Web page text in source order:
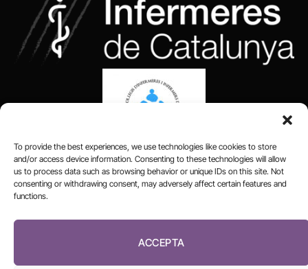
To provide the best experiences, we use technologies like cookies to store
and/or access device information. Consenting to these technologies will allow
us to process data such as browsing behavior or unique IDs on this site. Not
consenting or withdrawing consent, may adversely affect certain features and
functions.
ACCEPTA
PERIODISME